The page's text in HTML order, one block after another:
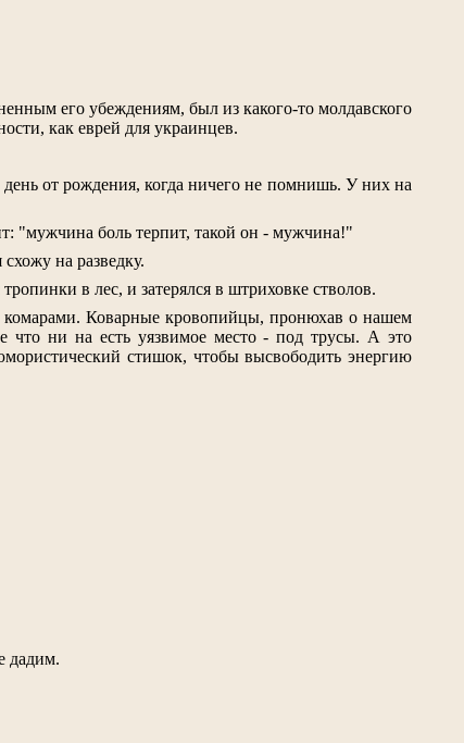
его убеждениям, был из какого-то молдавского
как еврей для украинцев.
от рождения, когда ничего не помнишь. У них на
"мужчина боль терпит, такой он - мужчина!"
на разведку.
в лес, и затерялся в штриховке стволов.
комарами. Коварные кровопийцы, пронюхав о нашем
что ни на есть уязвимое место - под трусы. А это
стишок, чтобы высвободить энергию
дадим.